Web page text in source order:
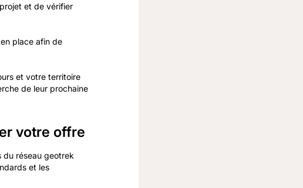
et de vérifier
place afin de
et votre territoire
de leur prochaine
votre offre
du réseau geotrek
et les